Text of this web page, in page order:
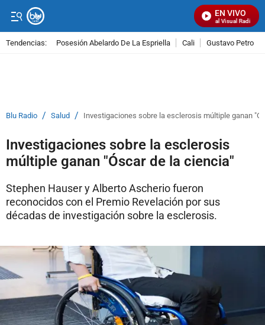
EN VIVO
Señal Visual Radio
Tendencias: Posesión Abelardo De La Espriella Cali Gustavo Petro
Blu Radio / Salud / Investigaciones sobre la esclerosis múltiple ganan
Investigaciones sobre la esclerosis
múltiple ganan "Óscar de la ciencia"
Stephen Hauser y Alberto Ascherio fueron
reconocidos con el Premio Revelación por sus
décadas de investigación sobre la esclerosis.